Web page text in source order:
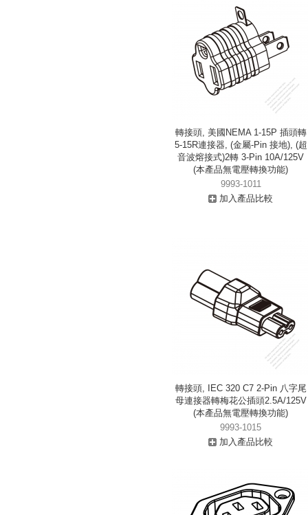
轉接頭, 美國NEMA 1-15P 插頭轉
5-15R連接器, (金屬-Pin 接地), (超
音波熔接式)2轉 3-Pin 10A/125V
(本產品無電壓轉換功能)
9993-1011
加入產品比較
轉接頭, IEC 320 C7 2-Pin 八字尾
母連接器轉梅花公插頭2.5A/125V
(本產品無電壓轉換功能)
9993-1015
加入產品比較